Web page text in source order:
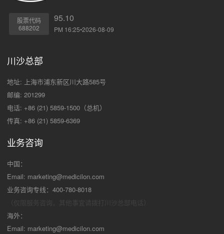
股票代码
688202
95.10
PM 16:25•2026-08-09
川沙总部
地址: 上海市浦东新区川大路585号
邮编: 201299
电话: +86 (21) 5859-1500（总机）
传真: +86 (21) 5859-6369
业务咨询
中国：
Email: marketing@medicilon.com
业务咨询专线：400-780-8018
海外：
Email: marketing@medicilon.com